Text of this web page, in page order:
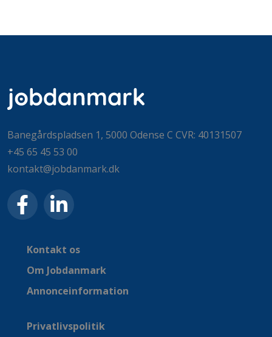
Banegårdspladsen 1, 5000 Odense C CVR: 40131507
+45 65 45 53 00
kontakt@jobdanmark.dk
Kontakt os
Om Jobdanmark
Annonceinformation
Privatlivspolitik